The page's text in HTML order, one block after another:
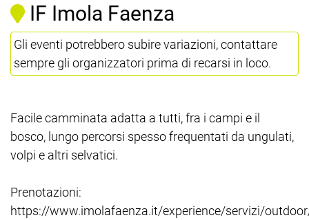
IF Imola Faenza
Gli eventi potrebbero subire variazioni, contattare
sempre gli organizzatori prima di recarsi in loco.
Facile camminata adatta a tutti, fra i campi e il
bosco, lungo percorsi spesso frequentati da ungulati,
volpi e altri selvatici.
Prenotazioni:
https://www.imolafaenza.it/experience/servizi/